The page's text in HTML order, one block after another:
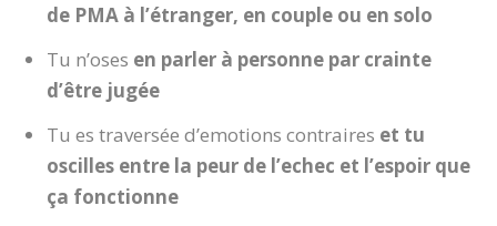
de PMA à l’étranger, en couple ou en solo
Tu n’oses en parler à personne par crainte
d’être jugée
Tu es traversée d’emotions contraires et tu
oscilles entre la peur de l’echec et l’espoir que
ça fonctionne